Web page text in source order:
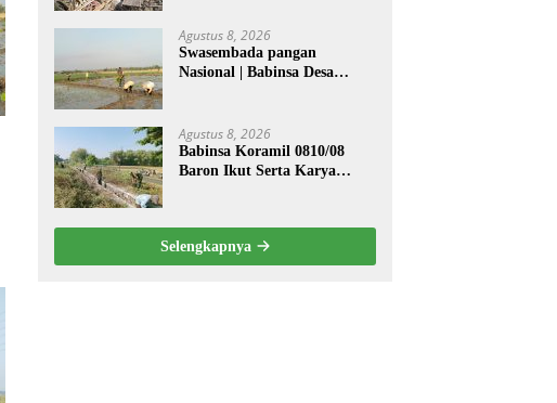
Agustus 8, 2026
Swasembada pangan
Nasional | Babinsa Desa
Ketahanan Pangan
Agustus 8, 2026
Babinsa Koramil 0810/08
Baron Ikut Serta Karya
Selengkapnya